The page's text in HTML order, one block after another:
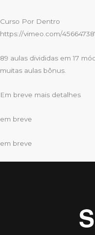
Curso Por Dentro
https://vimeo.com/
89 aulas divididas em 17
muitas aulas bônus.
Em breve mais detalhes
em breve
em breve